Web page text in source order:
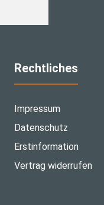
Rechtliches
Impressum
Datenschutz
Erstinformation
Vertrag widerrufen